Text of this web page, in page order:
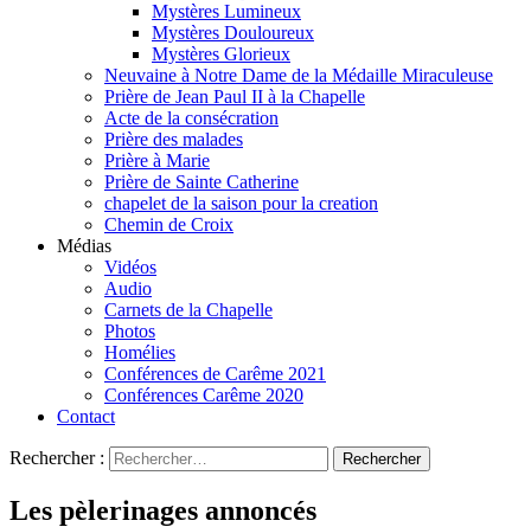
Mystères Lumineux
Mystères Douloureux
Mystères Glorieux
Neuvaine à Notre Dame de la Médaille Miraculeuse
Prière de Jean Paul II à la Chapelle
Acte de la consécration
Prière des malades
Prière à Marie
Prière de Sainte Catherine
chapelet de la saison pour la creation
Chemin de Croix
Médias
Vidéos
Audio
Carnets de la Chapelle
Photos
Homélies
Conférences de Carême 2021
Conférences Carême 2020
Contact
Rechercher :
Les pèlerinages annoncés